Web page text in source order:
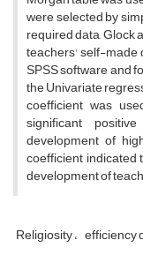
were selected by
required data, Glock
teachers' self-made
SPSS software and
the Univariate
coefficient was
significant
development of
coefficient indicated
development of
Religiosity efficiency